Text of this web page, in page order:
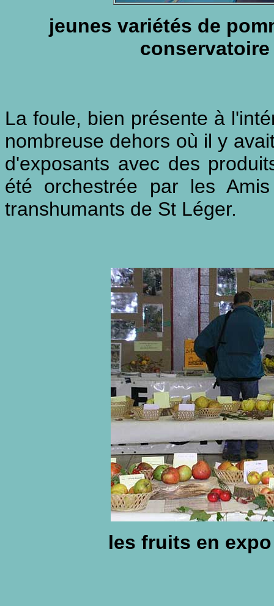
jeunes variétés de
La foule, bien présente à
nombreuse dehors où il y
d'exposants avec des
été orchestrée par les
transhumants de St Léger.
les fruits en